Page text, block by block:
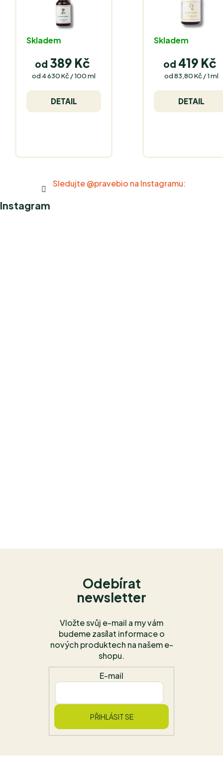
Skladem
od 389 Kč
Měrná
od 4 630 Kč / 100 ml
DETAIL
Skladem
od 419 Kč
Měrná
od 83,80 Kč / 1 ml
DETAIL
Sledujte @pravebio na Instagramu:
Instagram
Odebírat
newsletter
Vložte svůj e-mail a my vám
budeme zasílat informace o
nových produktech na našem e-
shopu.
E-mail
PŘIHLÁSIT SE